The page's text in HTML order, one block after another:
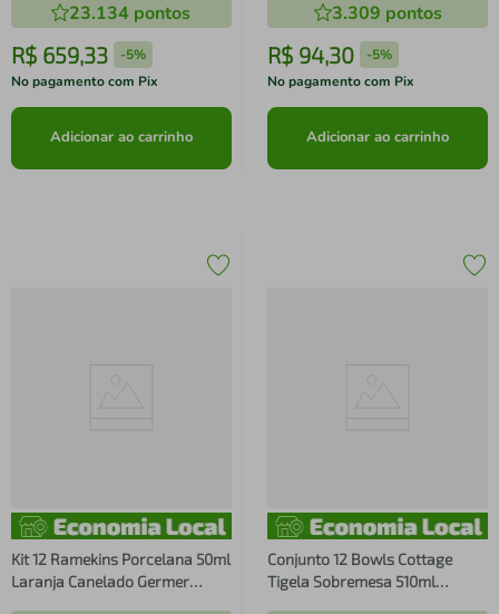
Germer 23.134 pontos
R$ 659,33 -5%
No pagamento com Pix
Adicionar ao carrinho
3.309 pontos
R$ 94,30 -5%
No pagamento com Pix
Adicionar ao carrinho
Kit 12 Ramekins Porcelana 50ml
Laranja Canelado Germer
Conjunto 12 Bowls Cottage
Tigela Sobremesa 510ml